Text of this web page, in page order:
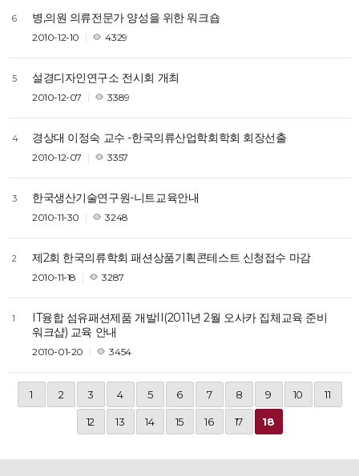
6 병,의원 의류전문가 양성을 위한 워크숍
2010-12-10 4329
5 설경디자인연구소 전시회 개최
2010-12-07 3389
4 경상대 이정숙 교수 -한국의류산업학회학회 회장선출
2010-12-07 3357
3 한국생산기술연구원-니트교육안내
2010-11-30 3248
2 제2회 한국의류학회 패션상품기획콘테스트 신청접수 마감
2010-11-18 3287
1
IT융합 섬유패션제품 개발II(2011년 2월 오사카 집체교육 준비
워크샵) 교육 안내
2010-01-20 3454
1 2 3 4 5 6 7 8 9 10 11
12 13 14 15 16 17 18